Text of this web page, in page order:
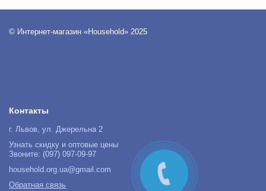
© Интернет-магазин «Household» 2025
Контакты
г. Львов, ул. Джерельна 2
Узнать скидку и оптовые цены
Звоните: (097) 097-09-97
household.org.ua@gmail.com
Обратная связь